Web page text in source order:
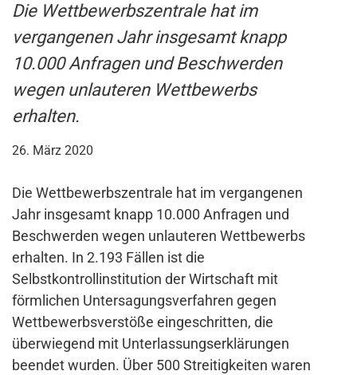
Die Wettbewerbszentrale hat im
vergangenen Jahr insgesamt knapp
10.000 Anfragen und Beschwerden
wegen unlauteren Wettbewerbs
erhalten.
26. März 2020
Die Wettbewerbszentrale hat im vergangenen
Jahr insgesamt knapp 10.000 Anfragen und
Beschwerden wegen unlauteren Wettbewerbs
erhalten. In 2.193 Fällen ist die
Selbstkontrollinstitution der Wirtschaft mit
förmlichen Untersagungsverfahren gegen
Wettbewerbsverstöße eingeschritten, die
überwiegend mit Unterlassungserklärungen
beendet wurden. Über 500 Streitigkeiten waren